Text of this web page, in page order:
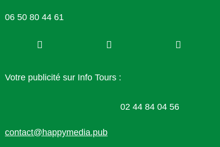
06 50 80 44 61
Votre publicité sur Info Tours :
02 44 84 04 56
contact@happymedia.pub